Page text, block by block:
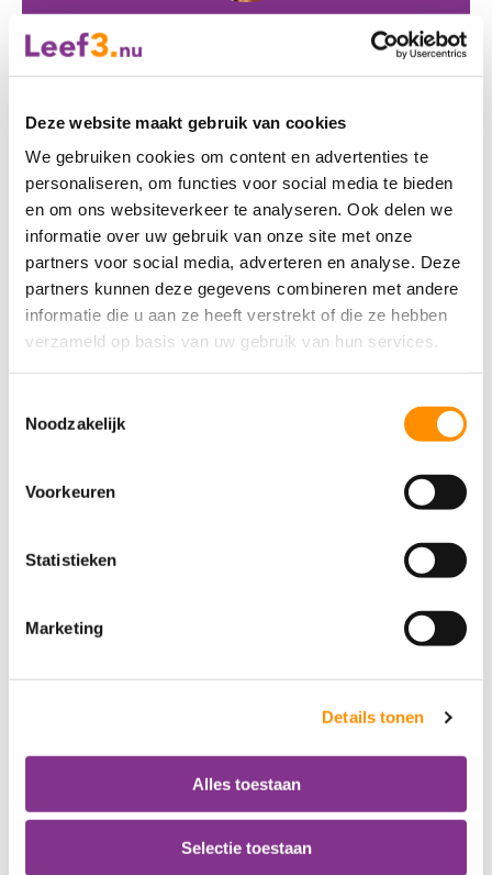
Deze website maakt gebruik van cookies
We gebruiken cookies om content en advertenties te
personaliseren, om functies voor social media te bieden
en om ons websiteverkeer te analyseren. Ook delen we
informatie over uw gebruik van onze site met onze
partners voor social media, adverteren en analyse. Deze
partners kunnen deze gegevens combineren met andere
informatie die u aan ze heeft verstrekt of die ze hebben
verzameld op basis van uw gebruik van hun services.
Noodzakelijk
Voorkeuren
Statistieken
Marketing
Details tonen
Alles toestaan
Selectie toestaan
Interesse?
een mail naar
info@leef3.nu of bel met
Andere leveranciers
Andere leden hadden ook interesse
in: